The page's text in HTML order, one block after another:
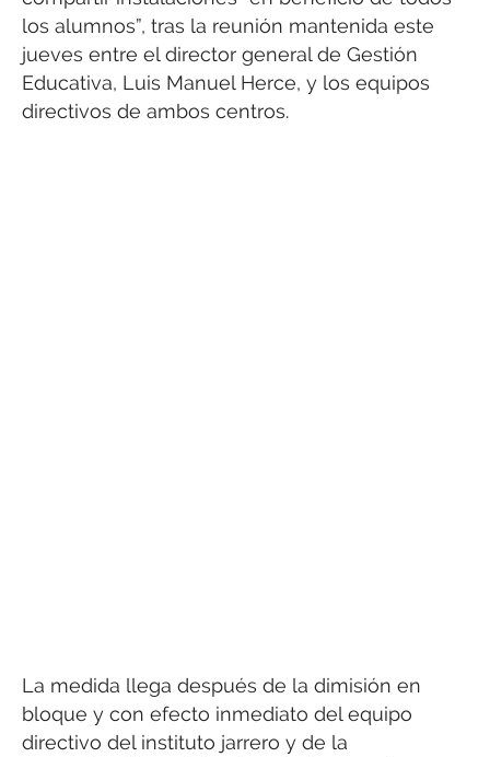
los alumnos”, tras la reunión mantenida este
jueves entre el director general de Gestión
Educativa, Luis Manuel Herce, y los equipos
directivos de ambos centros.
La medida llega después de la dimisión en
bloque y con efecto inmediato del equipo
directivo del instituto jarrero y de la